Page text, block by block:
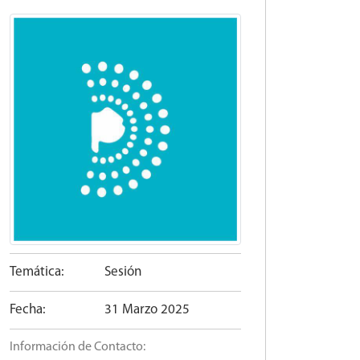
Temática: Sesión
Fecha: 31 Marzo 2025
Información de Contacto: